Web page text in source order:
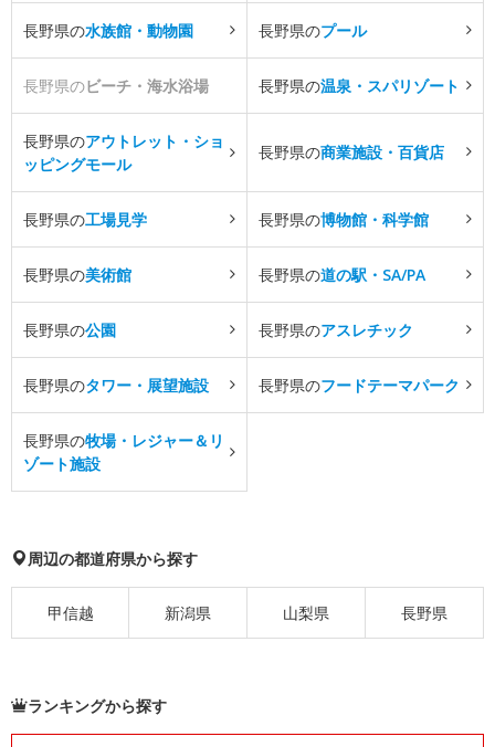
長野県の水族館・動物園 長野県のプール
長野県のビーチ・海水浴場 長野県の温泉・スパリゾート
長野県のアウトレット・ショ
ッピングモール
長野県の商業施設・百貨店
長野県の工場見学 長野県の博物館・科学館
長野県の美術館 長野県の道の駅・SA/PA
長野県の公園 長野県のアスレチック
長野県のタワー・展望施設 長野県のフードテーマパーク
長野県の牧場・レジャー＆リ
ゾート施設
周辺の都道府県から探す
甲信越 新潟県 山梨県 長野県
ランキングから探す